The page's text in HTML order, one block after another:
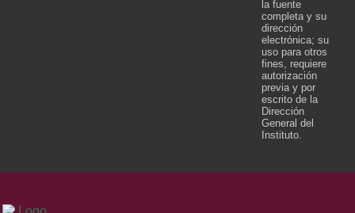
la fuente
completa y su
dirección
electrónica; su
uso para otros
fines, requiere
autorización
previa y por
escrito de la
Dirección
General del
Instituto.